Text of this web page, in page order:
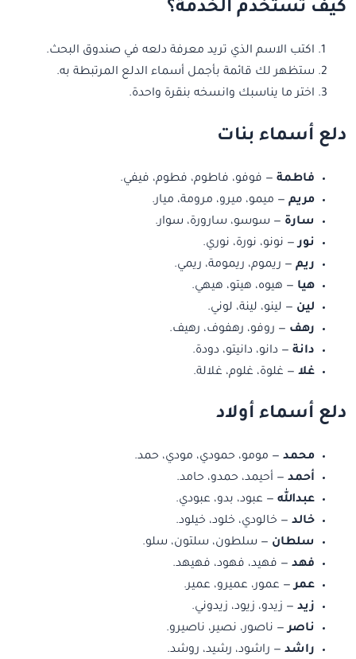
كيف تستخدم الخدمة؟
اكتب الاسم الذي تريد معرفة دلعه في صندوق البحث.
ستظهر لك قائمة بأجمل أسماء الدلع المرتبطة به.
اختر ما يناسبك وانسخه بنقرة واحدة.
دلع أسماء بنات
فاطمة — فوفو، فاطوم، فطوم، فيفي.
مريم — ميمو، ميرو، مرومة، ميار.
سارة — سوسو، سارورة، سوار.
نور— نونو، نورة، نوري.
ريم — ريموم، ريمومة، ريمي.
هيا — هيوه، هيتو، هيهي.
لين — لينو، لينة، لوني.
رهف — روفو، رهفوف، رهيف.
دانة — دانو، دانيتو، دودة.
غلا — غلوة، غلوم، غلالة.
دلع أسماء أولاد
محمد — مومو، حمودي، مودي، حمد.
أحمد — أحيمد، حمدو، حامد.
عبدالله — عبود، بدو، عبودي.
خالد — خالودي، خلود، خيلود.
سلطان — سلطون، سلتون، سلو.
فهد — فهيد، فهود، فهيهد.
عمر— عمور، عميرو، عمير.
زيد — زيدو، زيود، زيدوني.
ناصر— ناصور، نصير، ناصيرو.
راشد — راشود، رشيد، روشد.